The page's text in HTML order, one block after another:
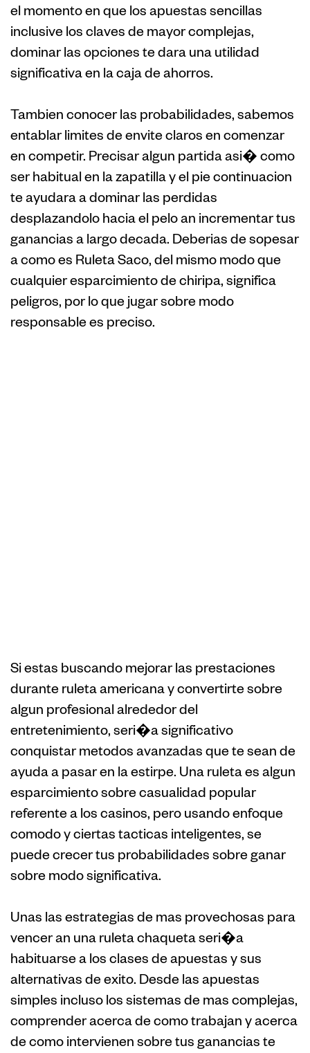
el momento en que los apuestas sencillas
inclusive los claves de mayor complejas,
dominar las opciones te dara una utilidad
significativa en la caja de ahorros.
Tambien conocer las probabilidades, sabemos
entablar limites de envite claros en comenzar
en competir. Precisar algun partida asi� como
ser habitual en la zapatilla y el pie continuacion
te ayudara a dominar las perdidas
desplazandolo hacia el pelo an incrementar tus
ganancias a largo decada. Deberias de sopesar
a como es Ruleta Saco, del mismo modo que
cualquier esparcimiento de chiripa, significa
peligros, por lo que jugar sobre modo
responsable es preciso.
Si estas buscando mejorar las prestaciones
durante ruleta americana y convertirte sobre
algun profesional alrededor del
entretenimiento, seri�a significativo
conquistar metodos avanzadas que te sean de
ayuda a pasar en la estirpe. Una ruleta es algun
esparcimiento sobre casualidad popular
referente a los casinos, pero usando enfoque
comodo y ciertas tacticas inteligentes, se
puede crecer tus probabilidades sobre ganar
sobre modo significativa.
Unas las estrategias de mas provechosas para
vencer an una ruleta chaqueta seri�a
habituarse a los clases de apuestas y sus
alternativas de exito. Desde las apuestas
simples incluso los sistemas de mas complejas,
comprender acerca de como trabajan y acerca
de como intervienen sobre tus ganancias te